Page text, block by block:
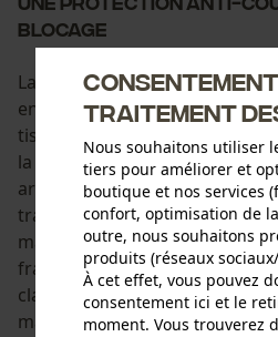
blocage
La protection anti-coupures à
en un coussin composé de
tissés, très résistants. Si la
la protection anti-coupures, les
arrachent les fils de la
transportés vers
manière, la chaîne sera
fraction de seconde. La
classe 1 freine une
maximale de rotation de
traitement
Nous souhaitons utiliser
tiers pour améliorer et
boutique et nos services
confort, optimisation de
outre, nous souhaitons
produits (réseaux
À cet effet, vous pouvez
consentement ici et le
moment. Vous trouverez